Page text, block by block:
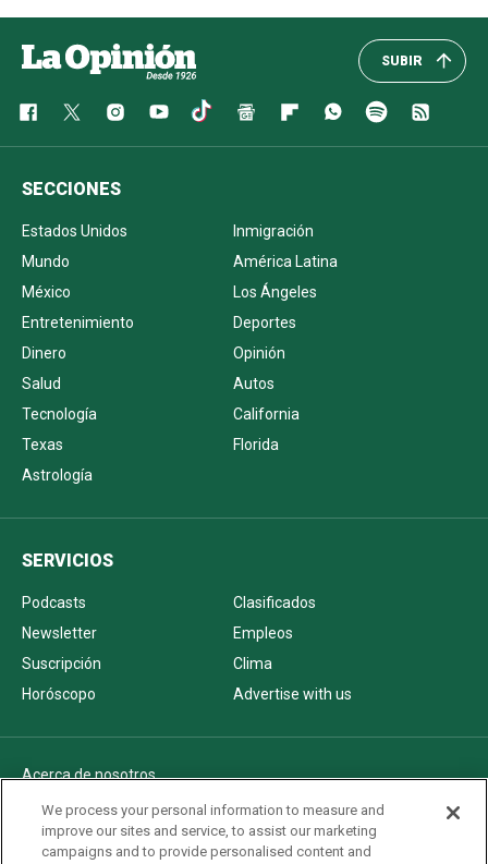
SUBIR
SECCIONES
Estados Unidos
Inmigración
Mundo
América Latina
México
Los Ángeles
Entretenimiento
Deportes
Dinero
Opinión
Salud
Autos
Tecnología
California
Texas
Florida
Astrología
SERVICIOS
Podcasts
Clasificados
Newsletter
Empleos
Suscripción
Clima
Horóscopo
Advertise with us
Acerca de nosotros
Politica de privacidad
Pautas Editoriales
We process your personal information to measure and
improve our sites and service, to assist our marketing
campaigns and to provide personalised content and